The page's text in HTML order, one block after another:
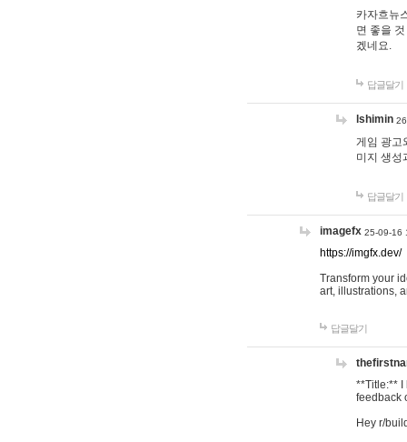
카자흐뉴
면 좋을
겠네요.
답글달기
lshimin
게임 광고
미지 생성
답글달기
imagefx 25-09-16
https://imgfx.dev/
Transform your
art, illustrations,
답글달기
**Title:** I
feedback
Hey r/